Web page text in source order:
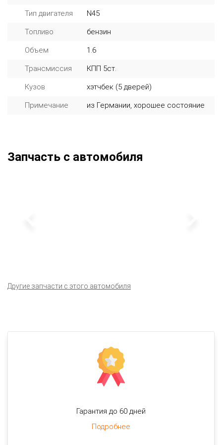
Тип двигателя N45
Топливо бензин
Объем 1.6
Трансмиссия КПП 5ст.
Кузов хэтчбек (5 дверей)
Примечание из Германии, хорошее состояние
Запчасть с автомобиля
Другие запчасти с этого автомобиля
Гарантия до 60 дней
Подробнее